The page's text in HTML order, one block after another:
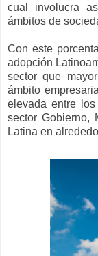
cual involucra
ámbitos de
Con este
adopción
sector que
ámbito
elevada entre
sector Gobierno,
Latina en